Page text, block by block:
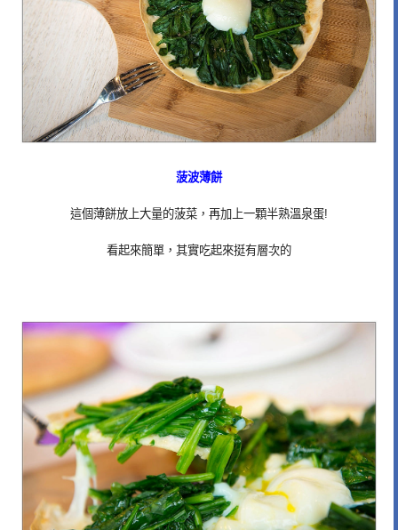
菠波薄餅
這個薄餅放上大量的菠菜，再加上一顆半熟溫泉蛋!
看起來簡單，其實吃起來挺有層次的